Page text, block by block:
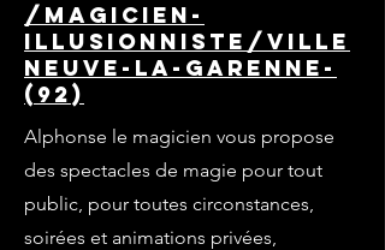
/magicien-
illusionniste/ville
neuve-la-garenne-
(92)
Alphonse le magicien vous propose
des spectacles de magie pour tout
public, pour toutes circonstances,
soirées et animations privées,